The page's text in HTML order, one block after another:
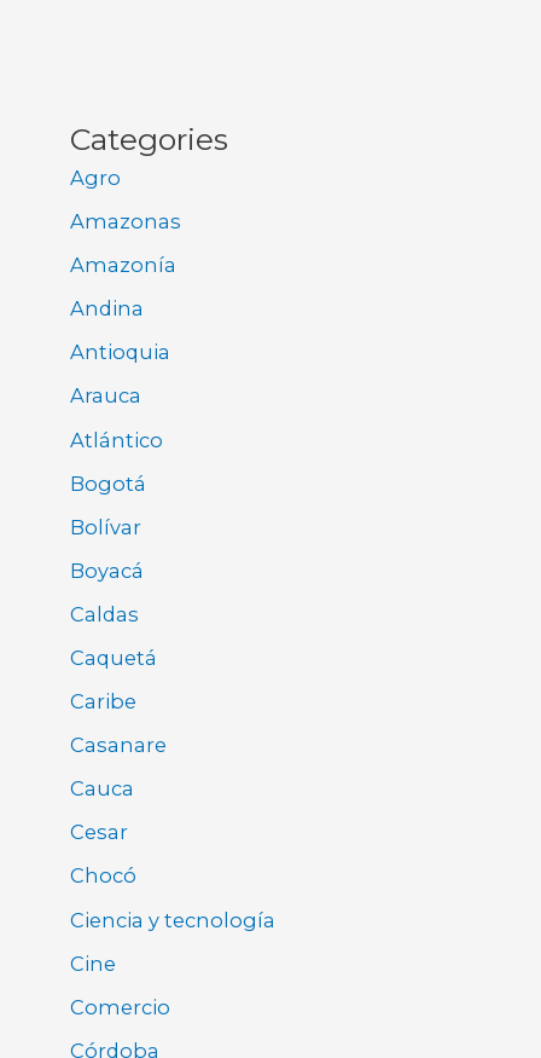
Categories
Agro
Amazonas
Amazonía
Andina
Antioquia
Arauca
Atlántico
Bogotá
Bolívar
Boyacá
Caldas
Caquetá
Caribe
Casanare
Cauca
Cesar
Chocó
Ciencia y tecnología
Cine
Comercio
Córdoba